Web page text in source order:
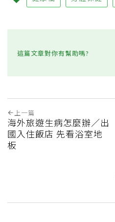
這篇文章對你有幫助嗎?
上一篇
海外旅遊生病怎麼辦／出
國入住飯店 先看浴室地
板